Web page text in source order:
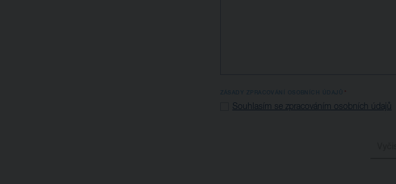
ZÁSADY ZPRACOVÁNÍ OSOBNÍCH ÚDAJŮ
Souhlasím se zpracováním osobních údajů